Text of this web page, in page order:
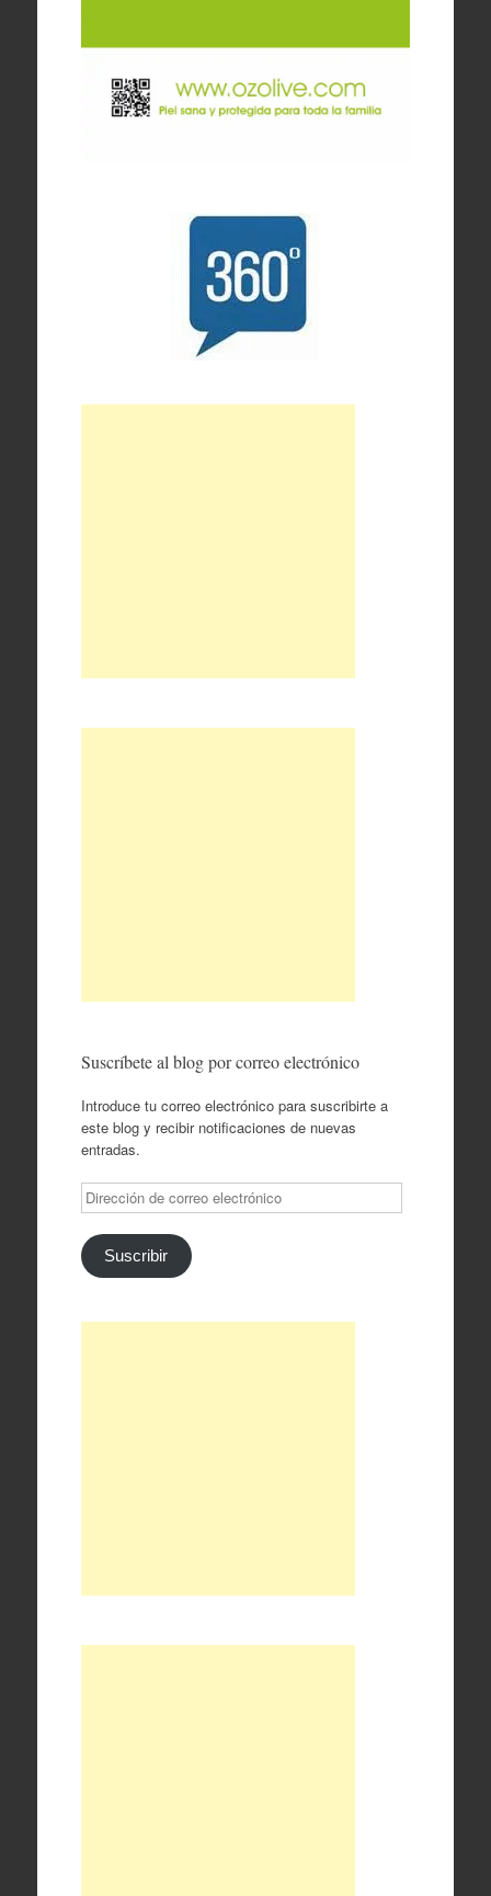
Suscríbete al blog por correo electrónico
Introduce tu correo electrónico para suscribirte a
este blog y recibir notificaciones de nuevas
entradas.
Dirección
de
correo
electrónico
Suscribir